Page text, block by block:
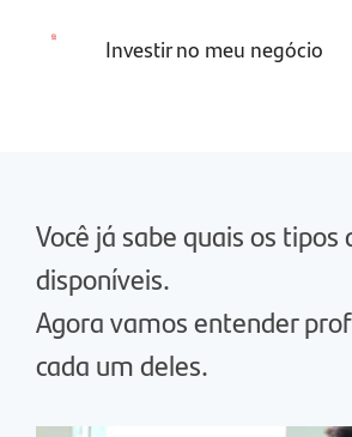
Investir no meu negócio
Você já sabe quais os
disponíveis.
Agora vamos entender
cada um deles.